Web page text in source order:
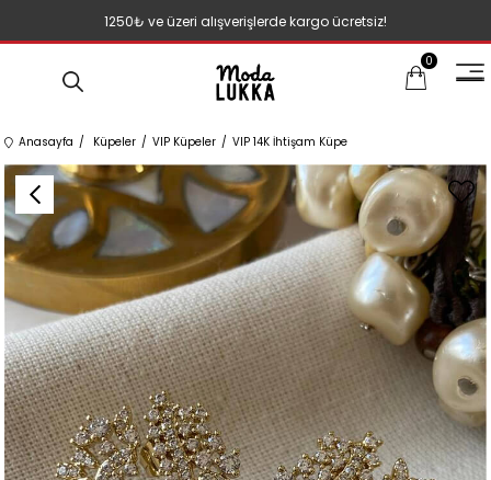
1250₺ ve üzeri alışverişlerde kargo ücretsiz!
0
Anasayfa Küpeler VIP Küpeler VIP 14K İhtişam Küpe